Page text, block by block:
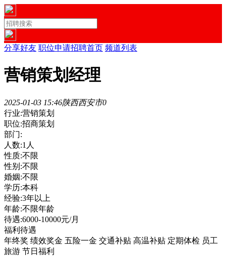
分享好友 职位申请招聘首页 频道列表
营销策划经理
2025-01-03 15:46陕西西安市0
行业:营销策划
职位:招商策划
部门:
人数:1人
性质:不限
性别:不限
婚姻:不限
学历:本科
经验:3年以上
年龄:不限年龄
待遇:6000-10000元/月
福利待遇
年终奖 绩效奖金 五险一金 交通补贴 高温补贴 定期体检 员工
旅游 节日福利